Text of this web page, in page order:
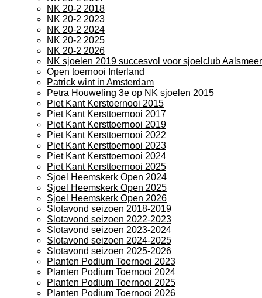
NK 20-2 2018
NK 20-2 2023
NK 20-2 2024
NK 20-2 2025
NK 20-2 2026
NK sjoelen 2019 succesvol voor sjoelclub Aalsmeer
Open toernooi Interland
Patrick wint in Amsterdam
Petra Houweling 3e op NK sjoelen 2015
Piet Kant Kerstoernooi 2015
Piet Kant Kersttoernooi 2017
Piet Kant Kersttoernooi 2019
Piet Kant Kersttoernooi 2022
Piet Kant Kersttoernooi 2023
Piet Kant Kersttoernooi 2024
Piet Kant Kersttoernooi 2025
Sjoel Heemskerk Open 2024
Sjoel Heemskerk Open 2025
Sjoel Heemskerk Open 2026
Slotavond seizoen 2018-2019
Slotavond seizoen 2022-2023
Slotavond seizoen 2023-2024
Slotavond seizoen 2024-2025
Slotavond seizoen 2025-2026
Planten Podium Toernooi 2023
Planten Podium Toernooi 2024
Planten Podium Toernooi 2025
Planten Podium Toernooi 2026